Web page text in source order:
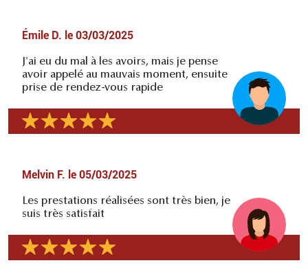
Émile D. le 03/03/2025
J'ai eu du mal à les avoirs, mais je pense
avoir appelé au mauvais moment, ensuite
prise de rendez-vous rapide
Melvin F. le 05/03/2025
Les prestations réalisées sont très bien, je
suis très satisfait